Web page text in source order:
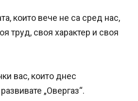
които вече не са сред нас,
труд, своя характер и своя
вас, които днес
„Овергаз“.